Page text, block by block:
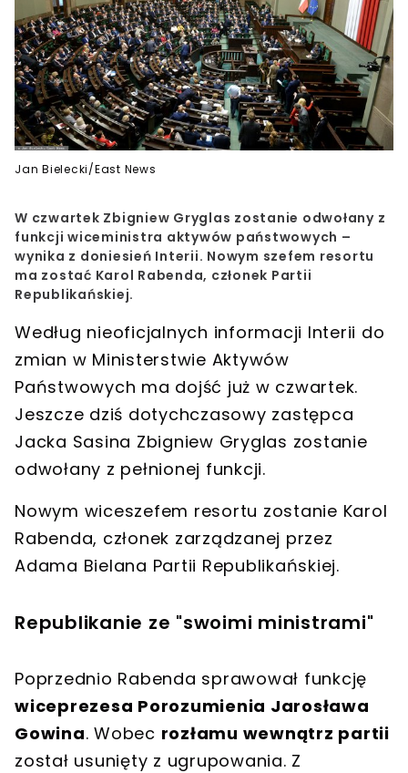
Jan Bielecki/East News
W czwartek Zbigniew Gryglas zostanie odwołany z
funkcji wiceministra aktywów państwowych –
wynika z doniesień Interii. Nowym szefem resortu
ma zostać Karol Rabenda, członek Partii
Republikańskiej.
Według nieoficjalnych informacji Interii do
zmian w Ministerstwie Aktywów
Państwowych ma dojść już w czwartek.
Jeszcze dziś dotychczasowy zastępca
Jacka Sasina Zbigniew Gryglas zostanie
odwołany z pełnionej funkcji.
Nowym wiceszefem resortu zostanie Karol
Rabenda, członek zarządzanej przez
Adama Bielana Partii Republikańskiej.
Republikanie ze "swoimi ministrami"
Poprzednio Rabenda sprawował funkcję
wiceprezesa Porozumienia Jarosława
Gowina. Wobec rozłamu wewnątrz partii
został usunięty z ugrupowania. Z